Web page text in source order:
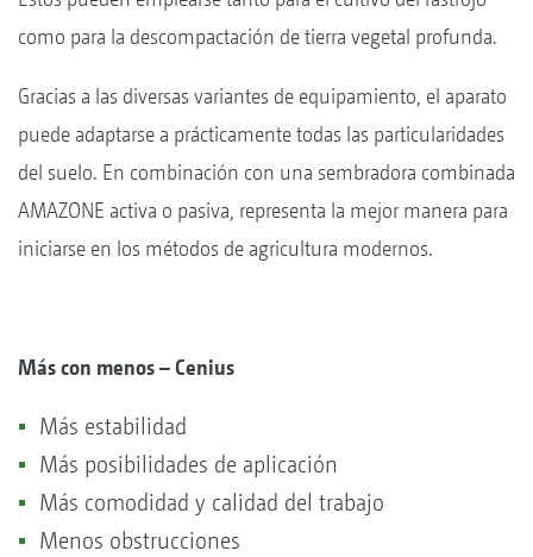
como para la descompactación de tierra vegetal profunda.
Gracias a las diversas variantes de equipamiento, el aparato
puede adaptarse a prácticamente todas las particularidades
del suelo. En combinación con una sembradora combinada
AMAZONE activa o pasiva, representa la mejor manera para
iniciarse en los métodos de agricultura modernos.
Más con menos – Cenius
Más estabilidad
Más posibilidades de aplicación
Más comodidad y calidad del trabajo
Menos obstrucciones